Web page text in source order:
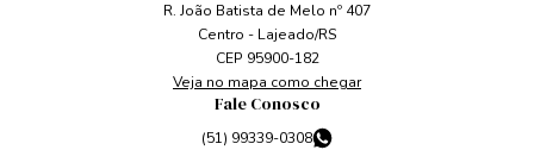
R. João Batista de Melo nº 407
Centro - Lajeado/RS
CEP 95900-182
Veja no mapa como chegar
Fale Conosco
(51) 99339-0308